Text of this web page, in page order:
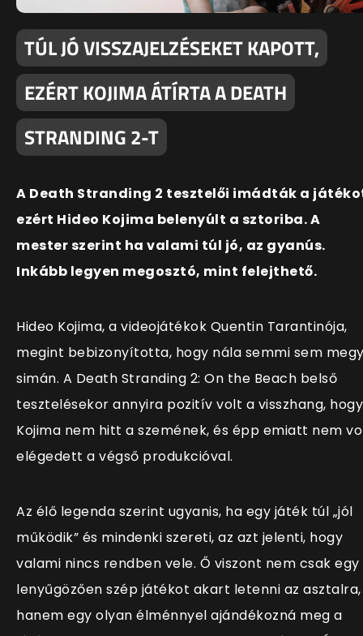
TÚL JÓ VISSZAJELZÉSEKET KAPOTT,
EZÉRT KOJIMA ÁTÍRTA A DEATH
STRANDING 2-T
A Death Stranding 2 tesztelői imádták a
ezért Hideo Kojima belenyúlt a sztoriba. A
mester szerint ha valami túl jó, az gyanús.
Inkább legyen megosztó, mint felejthető.
Hideo Kojima, a videojátékok Quentin Tarantinója,
megint bebizonyította, hogy nála semmi sem
simán. A Death Stranding 2: On the Beach belső
tesztelésekor annyira pozitív volt a visszhang, hogy
Kojima nem hitt a szemének, és épp emiatt nem
elégedett a végső produkcióval.
Az élő legenda szerint ugyanis, ha egy játék túl „jól
működik” és mindenki szereti, az azt jelenti, hogy
valami nincs rendben vele. Ő viszont nem csak egy
lenyűgözően szép játékot akart letenni az asztalra,
hanem egy olyan élménnyel ajándékozná meg a